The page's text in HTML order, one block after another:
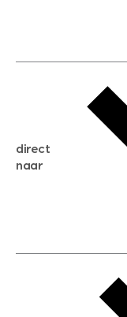
gratis
huis verkopen
huis kopen
aankoopadvies
verkoopadvies
direct
naar
hypotheek